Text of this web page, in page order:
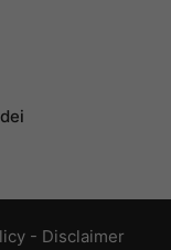
- Disclaimer